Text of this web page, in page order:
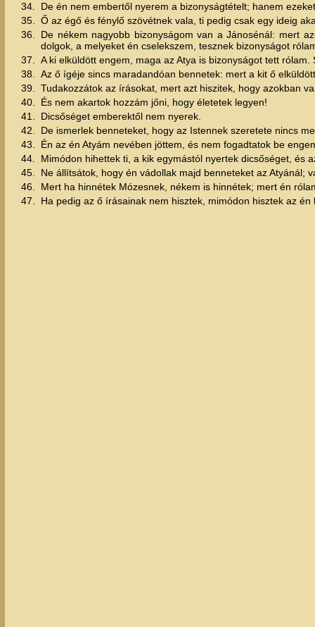
34.
De én nem embertől nyerem a bizonyságtételt; hanem
35.
Ő az égő és fénylő szövétnek vala, ti pedig csak egy ideig
36.
De nékem nagyobb bizonyságom van a Jánosénál: mert
dolgok, a melyeket én cselekszem, tesznek bizonyságot
37.
A ki elküldött engem, maga az Atya is bizonyságot tett
38.
Az ő ígéje sincs maradandóan bennetek: mert a kit ő
39.
Tudakozzátok az írásokat, mert azt hiszitek, hogy azokban
40.
És nem akartok hozzám jőni, hogy életetek legyen!
41.
Dicsőséget emberektől nem nyerek.
42.
De ismerlek benneteket, hogy az Istennek szeretete nincs
43.
Én az én Atyám nevében jöttem, és nem fogadtatok be
44.
Mimódon hihettek ti, a kik egymástól nyertek dicsőséget, és
45.
Ne állítsátok, hogy én vádollak majd benneteket az Atyánál;
46.
Mert ha hinnétek Mózesnek, nékem is hinnétek; mert én
47.
Ha pedig az ő írásainak nem hisztek, mimódon hisztek az én